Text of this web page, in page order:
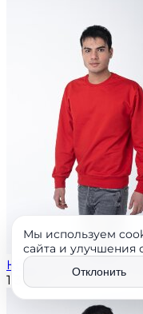
Красный свитшот
1 370
Мы используем
сайта и улучшения
Отклонить